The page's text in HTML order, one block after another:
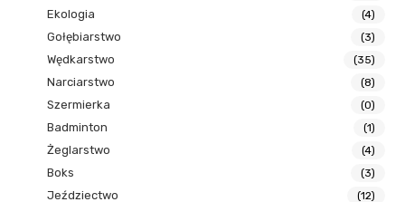
Ekologia (4)
Gołębiarstwo (3)
Wędkarstwo (35)
Narciarstwo (8)
Szermierka (0)
Badminton (1)
Żeglarstwo (4)
Boks (3)
Jeździectwo (12)